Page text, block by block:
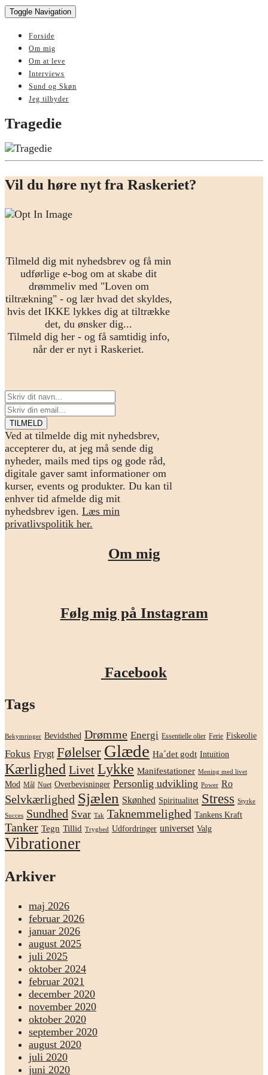
Toggle Navigation
Forside
Om mig
Om at leve
Interviews
Sund og Skøn
Jeg tilbyder
Tragedie
Vil du høre nyt fra Raskeriet?
Tilmeld dig mit nyhedsbrev og få min
udførlige e-bog om at skabe dit
drømmeliv med "Loven om
tiltrækning" - og lær hvad det skyldes,
hvis det IKKE lykkes dig at tiltrække
det, du ønsker dig...
Tilmeld dig her - og få samtidig info,
når der er nyt i Raskeriet.
Ved at tilmelde dig mit nyhedsbrev,
accepterer du, at jeg må sende dig
nyheder, mails med tips og gode råd,
digitale gaver samt informationer om
kurser, events og produkter. Du kan til
enhver tid afmelde dig mit
nyhedsbrev igen. Læs min
privatlivspolitik her.
Om mig
Følg mig på Instagram
Facebook
Tags
Bekymringer Bevidsthed Drømme Energi Essentielle olier Ferie Fiskeolie
Fokus Frygt Følelser Glæde Ha´det godt Intuition
Kærlighed Livet Lykke Manifestationer Mening med livet
Mod Mål Nuet Overbevisninger Personlig udvikling Power Ro
Selvkærlighed Sjælen Skønhed Spiritualitet Stress Styrke
Succes Sundhed Svar Tak Taknemmelighed Tankens Kraft
Tanker Tegn Tillid Tryghed Udfordringer universet Valg
Vibrationer
Arkiver
maj 2026
februar 2026
januar 2026
august 2025
juli 2025
oktober 2024
februar 2021
december 2020
november 2020
oktober 2020
september 2020
august 2020
juli 2020
juni 2020